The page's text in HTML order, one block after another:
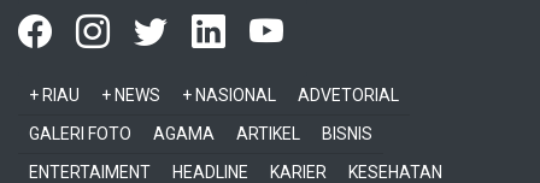
+ RIAU + NEWS + NASIONAL
ADVETORIAL
GALERI FOTO
AGAMA ARTIKEL
BISNIS
ENTERTAIMENT
HEADLINE KARIER
KESEHATAN